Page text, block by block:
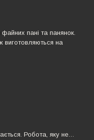
панi та панянок.
виготовляються на
Робота, яку не…